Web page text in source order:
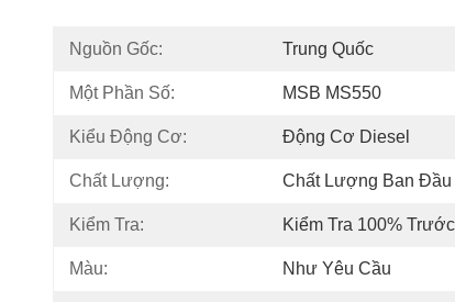
Nguồn Gốc: Trung Quốc
Một Phần Số: MSB MS550
Kiểu Động Cơ: Động Cơ Diesel
Chất Lượng: Chất Lượng Ban Đầu
Kiểm Tra: Kiểm Tra 100%
Màu: Như Yêu Cầu